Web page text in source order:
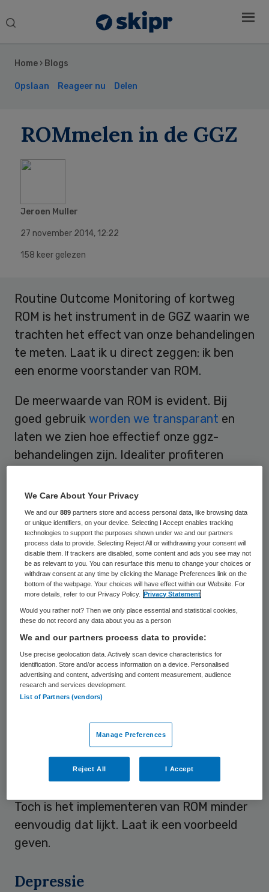
Search
Home › Blogs
Opslaan Reageer nu Delen
ROMmelen in de GGZ
Jeroen Muller
27 november 2014, 12:22
158 keer gelezen
Routine Outcome Monitoring of kortweg
ROM is het instrument in de GGZ waarin we
trachten het effect van onze behandelingen
te meten. Laat ik u direct zeggen: ik ben
een enorme voorstander van ROM.
De meerwaarde van ROM is evident. Bij
goed gebruik worden we transparant en
laten we zien hoe effectief onze ggz-
behandelingen zijn. Idealiter profiteren
behandelaren (kwaliteit van zorg) en
zorgverzekeraars (selectieve inkoop)
hiervan. Het is dan ook goed dat de GGZ, bij
monde van de branchevereniging, achter
deze ontwikkeling staat.
Effect
ROM helpt ook om de kosten van de GGZ
terug te dringen. Immers, ROM kan
behulpzaam zijn om te bepalen of de
behandeling nog effectief is of dat het
grootste effect behaald is. In dat laatste
geval kan de behandelaar – in overleg met
de cliënt – besluiten om de behandeling af
te sluiten. ROM helpt dus om “gepast
gebruik” inhoud en vorm te geven.
Toch is het implementeren van ROM minder
eenvoudig dat lijkt. Laat ik een voorbeeld
geven.
Depressie
Sidebar
We Care About Your Privacy
We and our889 partners store and access personal data, like browsing data
or unique identifiers, on your device. Selecting I Accept enables tracking
technologies to support the purposes shown under we and our partners
process data to provide. Selecting Reject All or withdrawing your consent will
disable them. If trackers are disabled, some content and ads you see may not
be as relevant to you. You can resurface this menu to change your choices or
withdraw consent at any time by clicking the Manage Preferences link on the
bottom of the webpage. Your choices will have effect within our Website. For
more details, refer to our Privacy Policy.
Privacy Statement
Would you rather not? Then we only place essential and statistical cookies,
these do not record any data about you as a person
We and our partners process data to provide:
Use precise geolocation data. Actively scan device characteristics for
identification. Store and/or access information on a device. Personalised
advertising and content, advertising and content measurement, audience
research and services development.
List of Partners (vendors)
Manage Preferences
Reject All I Accept